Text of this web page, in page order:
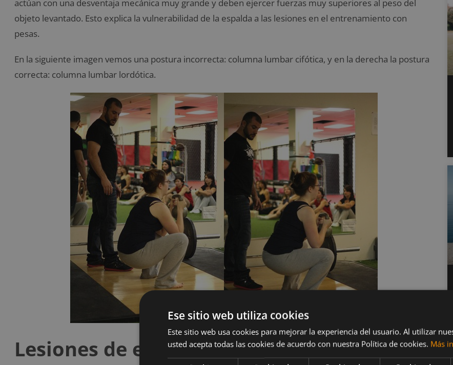
actúan con una desventaja mecánica muy grande y deben ejercer fuerzas muy superiores al peso del
objeto levantado. Esto explica la vulnerabilidad de la espalda a las lesiones en el entrenamiento con
pesas.
En la siguiente imagen vemos una postura incorrecta: columna lumbar cifótica, y en la derecha la postura
correcta: columna lumbar lordótica.
Lesiones de espalda
Ese sitio web utiliza cookies
Este sitio web usa cookies para mejorar la experiencia del usuario. Al utilizar
usted acepta todas las cookies de acuerdo con nuestra Política de cookies. Más